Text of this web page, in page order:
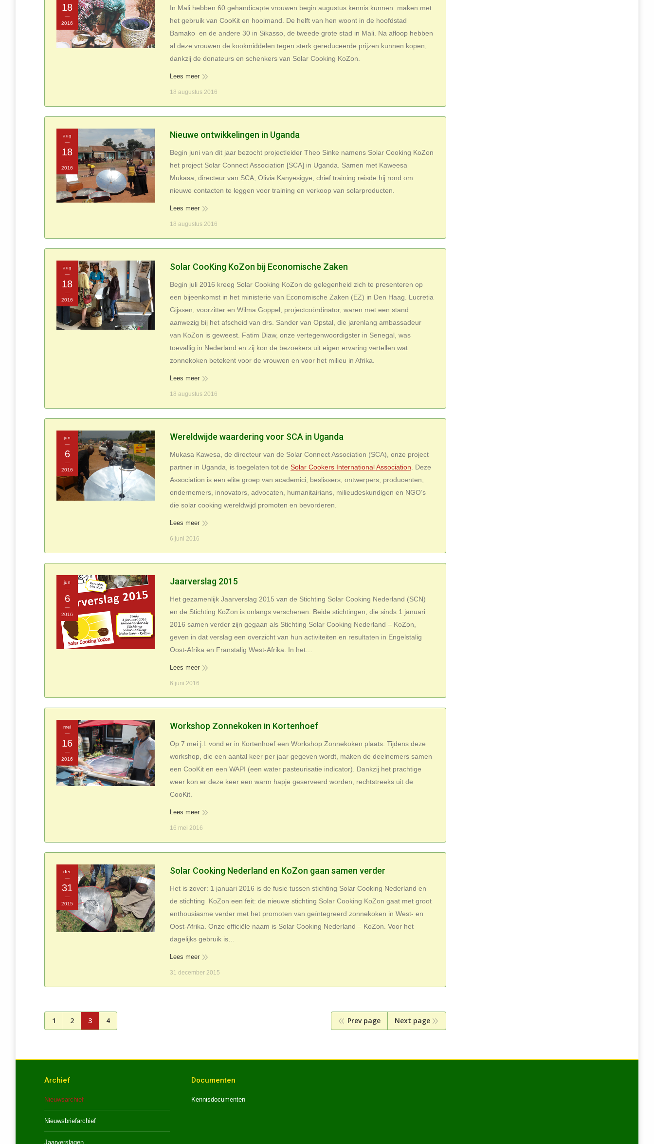
18
2016
In Mali hebben 60 gehandicapte vrouwen begin augustus kennis kunnen maken met
het gebruik van CooKit en hooimand. De helft van hen woont in de hoofdstad
Bamako en de andere 30 in Sikasso, de tweede grote stad in Mali. Na afloop hebben
al deze vrouwen de kookmiddelen tegen sterk gereduceerde prijzen kunnen kopen,
dankzij de donateurs en schenkers van Solar Cooking KoZon.
Lees meer
18 augustus 2016
aug
18
2016
Nieuwe ontwikkelingen in Uganda
Begin juni van dit jaar bezocht projectleider Theo Sinke namens Solar Cooking KoZon
het project Solar Connect Association [SCA] in Uganda. Samen met Kaweesa
Mukasa, directeur van SCA, Olivia Kanyesigye, chief training reisde hij rond om
nieuwe contacten te leggen voor training en verkoop van solarproducten.
Lees meer
18 augustus 2016
aug
18
2016
Solar CooKing KoZon bij Economische Zaken
Begin juli 2016 kreeg Solar Cooking KoZon de gelegenheid zich te presenteren op
een bijeenkomst in het ministerie van Economische Zaken (EZ) in Den Haag. Lucretia
Gijssen, voorzitter en Wilma Goppel, projectcoördinator, waren met een stand
aanwezig bij het afscheid van drs. Sander van Opstal, die jarenlang ambassadeur
van KoZon is geweest. Fatim Diaw, onze vertegenwoordigster in Senegal, was
toevallig in Nederland en zij kon de bezoekers uit eigen ervaring vertellen wat
zonnekoken betekent voor de vrouwen en voor het milieu in Afrika.
Lees meer
18 augustus 2016
jun
6
2016
Wereldwijde waardering voor SCA in Uganda
Mukasa Kawesa, de directeur van de Solar Connect Association (SCA), onze project
partner in Uganda, is toegelaten tot de Solar Cookers International Association . Deze
Association is een elite groep van academici, beslissers, ontwerpers, producenten,
ondernemers, innovators, advocaten, humanitairians, milieudeskundigen en NGO’s
die solar cooking wereldwijd promoten en bevorderen.
Lees meer
6 juni 2016
jun
6
2016
Jaarverslag 2015
Het gezamenlijk Jaarverslag 2015 van de Stichting Solar Cooking Nederland (SCN)
en de Stichting KoZon is onlangs verschenen. Beide stichtingen, die sinds 1 januari
2016 samen verder zijn gegaan als Stichting Solar Cooking Nederland – KoZon,
geven in dat verslag een overzicht van hun activiteiten en resultaten in Engelstalig
Oost-Afrika en Franstalig West-Afrika. In het…
Lees meer
6 juni 2016
mei
16
2016
Workshop Zonnekoken in Kortenhoef
Op 7 mei j.l. vond er in Kortenhoef een Workshop Zonnekoken plaats. Tijdens deze
workshop, die een aantal keer per jaar gegeven wordt, maken de deelnemers samen
een CooKit en een WAPI (een water pasteurisatie indicator). Dankzij het prachtige
weer kon er deze keer een warm hapje geserveerd worden, rechtstreeks uit de
CooKit.
Lees meer
16 mei 2016
dec
31
2015
Solar Cooking Nederland en KoZon gaan samen verder
Het is zover: 1 januari 2016 is de fusie tussen stichting Solar Cooking Nederland en
de stichting KoZon een feit: de nieuwe stichting Solar Cooking KoZon gaat met groot
enthousiasme verder met het promoten van geïntegreerd zonnekoken in West- en
Oost-Afrika. Onze officiële naam is Solar Cooking Nederland – KoZon. Voor het
dagelijks gebruik is…
Lees meer
31 december 2015
1 2 3 4 Prev page Next page
Archief
Nieuwsarchief
Nieuwsbriefarchief
Jaarverslagen
Documenten
Kennisdocumenten